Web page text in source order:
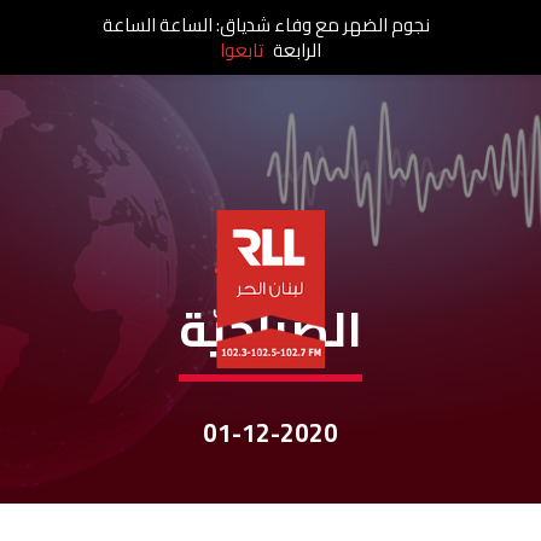
نشرات الأخبار
الصباحيّة
01-12-2020
نجوم الضهر مع وفاء شدياق: الساعة الساعة
الرابعة تابعوا